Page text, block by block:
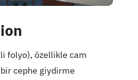
folyo), özellikle cam
cephe giydirme